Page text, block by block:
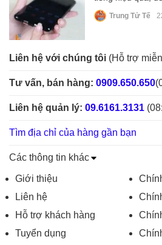
Trung Tử Tế
Liên hệ với chúng tôi (Hỗ trợ
Tư vấn, bán hàng: 0909.650.650
Liên hệ quản lý: 09.6161.3131
Tìm địa chỉ của hàng gần bạn
Các thông tin khác
Giới thiệu
Liên hệ
Hỗ trợ khách hàng
Tuyển dụng